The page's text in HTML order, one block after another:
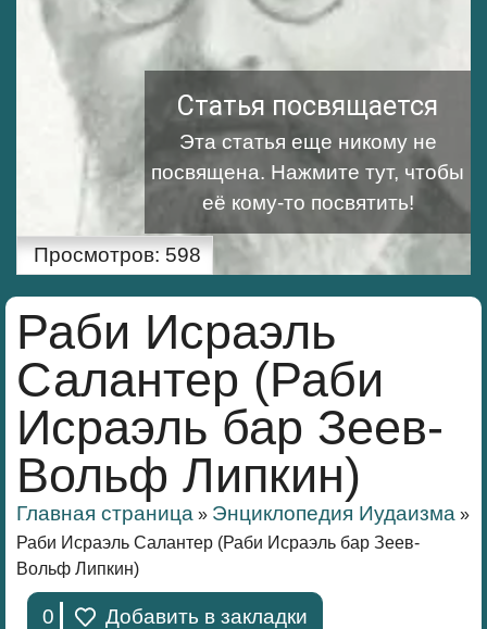
Статья посвящается
Эта статья еще никому не
посвящена. Нажмите тут, чтобы
её кому-то посвятить!
Просмотров: 598
Раби Исраэль
Салантер (Раби
Исраэль бар Зеев-
Вольф Липкин)
Главная страница » Энциклопедия Иудаизма »
Раби Исраэль Салантер (Раби Исраэль бар Зеев-
Вольф Липкин)
0 Добавить в закладки